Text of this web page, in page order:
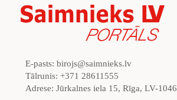
E-pasts: birojs@saimnieks.lv
Tālrunis: +371 28611555
Adrese: Jūrkalnes iela 15, Rīga, LV-1046